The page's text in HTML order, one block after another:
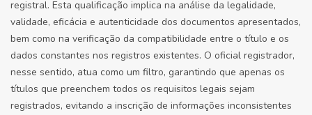
registral. Esta qualificação implica na análise da legalidade,
validade, eficácia e autenticidade dos documentos apresentados,
bem como na verificação da compatibilidade entre o título e os
dados constantes nos registros existentes. O oficial registrador,
nesse sentido, atua como um filtro, garantindo que apenas os
títulos que preenchem todos os requisitos legais sejam
registrados, evitando a inscrição de informações inconsistentes